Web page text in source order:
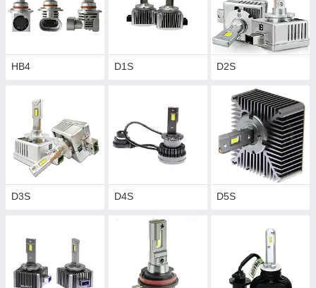
HB4 D1S D2S
D3S D4S D5S